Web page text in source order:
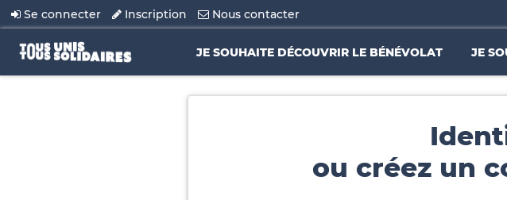
Se connecter Inscription Nous contacter
JE SOUHAITE DÉCOUVRIR LE BÉNÉVOLAT JE
ou créez un